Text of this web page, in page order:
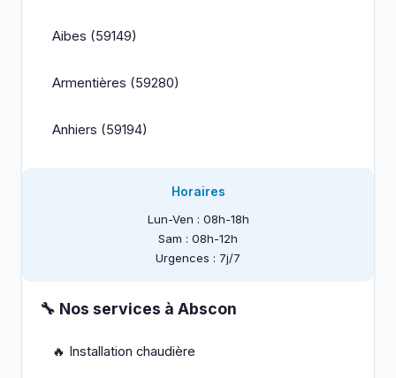
Aibes (59149)
Armentières (59280)
Anhiers (59194)
Horaires
Lun-Ven : 08h-18h
Sam : 08h-12h
Urgences : 7j/7
🔧 Nos services à Abscon
🔥 Installation chaudière